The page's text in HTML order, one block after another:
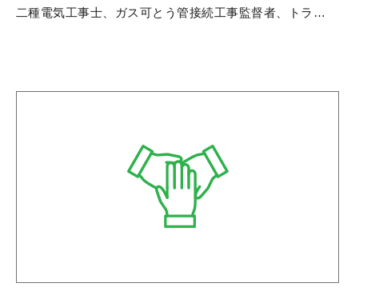
二種電気工事士、ガス可とう管接続工事監督者、トラ…